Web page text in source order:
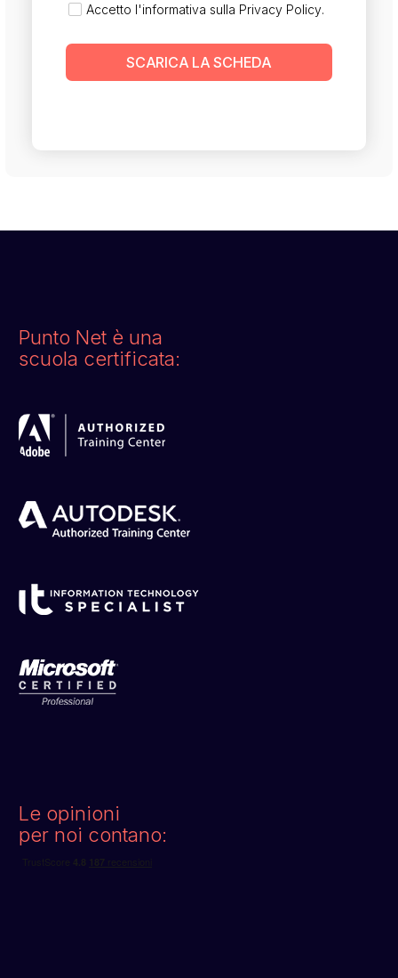
Accetto l'informativa sulla Privacy Policy.
SCARICA LA SCHEDA
Punto Net è una
scuola certificata:
Le opinioni
per noi contano: